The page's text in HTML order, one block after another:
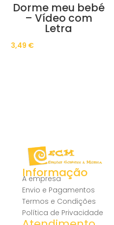
Dorme meu bebé
– Vídeo com
Letra
3,49 €
Informação
A empresa
Envio e Pagamentos
Termos e Condições
Política de Privacidade